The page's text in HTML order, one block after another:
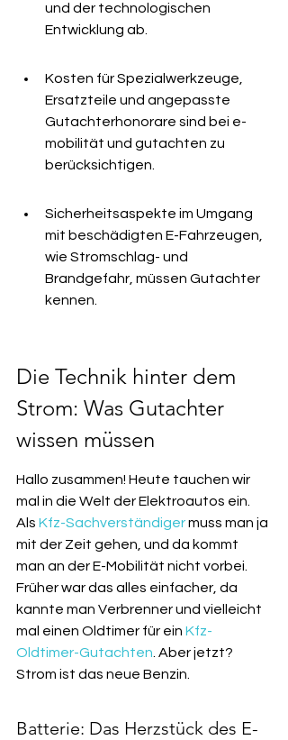
und der technologischen
Entwicklung ab.
Kosten für Spezialwerkzeuge,
Ersatzteile und angepasste
Gutachterhonorare sind bei e-
mobilität und gutachten zu
berücksichtigen.
Sicherheitsaspekte im Umgang
mit beschädigten E-Fahrzeugen,
wie Stromschlag- und
Brandgefahr, müssen Gutachter
kennen.
Die Technik hinter dem
Strom: Was Gutachter
wissen müssen
Hallo zusammen! Heute tauchen wir
mal in die Welt der Elektroautos ein.
Als Kfz-Sachverständiger muss man ja
mit der Zeit gehen, und da kommt
man an der E-Mobilität nicht vorbei.
Früher war das alles einfacher, da
kannte man Verbrenner und vielleicht
mal einen Oldtimer für ein Kfz-
Oldtimer-Gutachten . Aber jetzt?
Strom ist das neue Benzin.
Batterie: Das Herzstück des E-